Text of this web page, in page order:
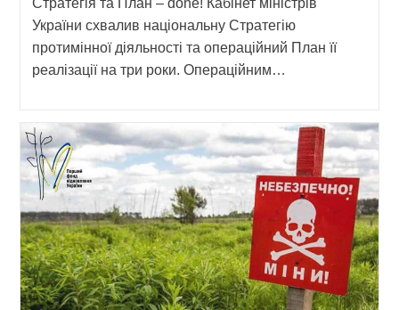
України схвалив національну Стратегію
протимінної діяльності та операційний План її
реалізації на три роки. Операційним…